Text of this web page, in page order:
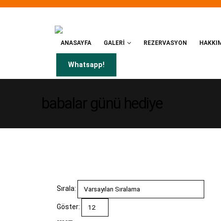
ANASAYFA GALERI REZERVASYON
Whatsapp!
Sırala:
Göster: